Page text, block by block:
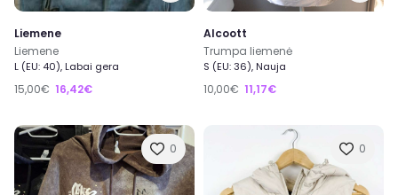
Liemene
Liemene
L (EU: 40), Labai gera
15,00€ 16,42€
Alcoott
Trumpa liemenė
S (EU: 36), Nauja
10,00€ 11,17€
0 0